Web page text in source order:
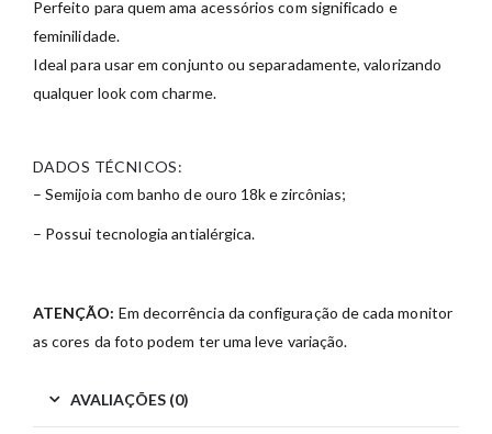
Perfeito para quem ama acessórios com significado e
feminilidade.
Ideal para usar em conjunto ou separadamente, valorizando
qualquer look com charme.
DADOS TÉCNICOS:
– Semijoia com banho de ouro 18k e zircônias;
– Possui tecnologia antialérgica.
ATENÇÃO: Em decorrência da configuração de cada monitor
as cores da foto podem ter uma leve variação.
AVALIAÇÕES (0)